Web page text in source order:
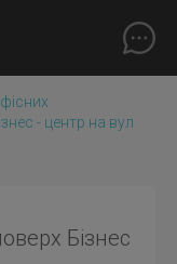
- центр на вул
Бізнес